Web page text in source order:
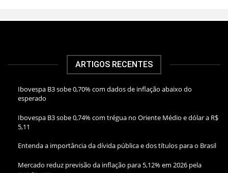
ARTIGOS RECENTES
Ibovespa B3 sobe 0,70% com dados de inflação abaixo do
esperado
Ibovespa B3 sobe 0,74% com trégua no Oriente Médio e dólar a R$
5,11
Entenda a importância da dívida pública e dos títulos para o Brasil
Mercado reduz previsão da inflação para 5,12% em 2026 pela